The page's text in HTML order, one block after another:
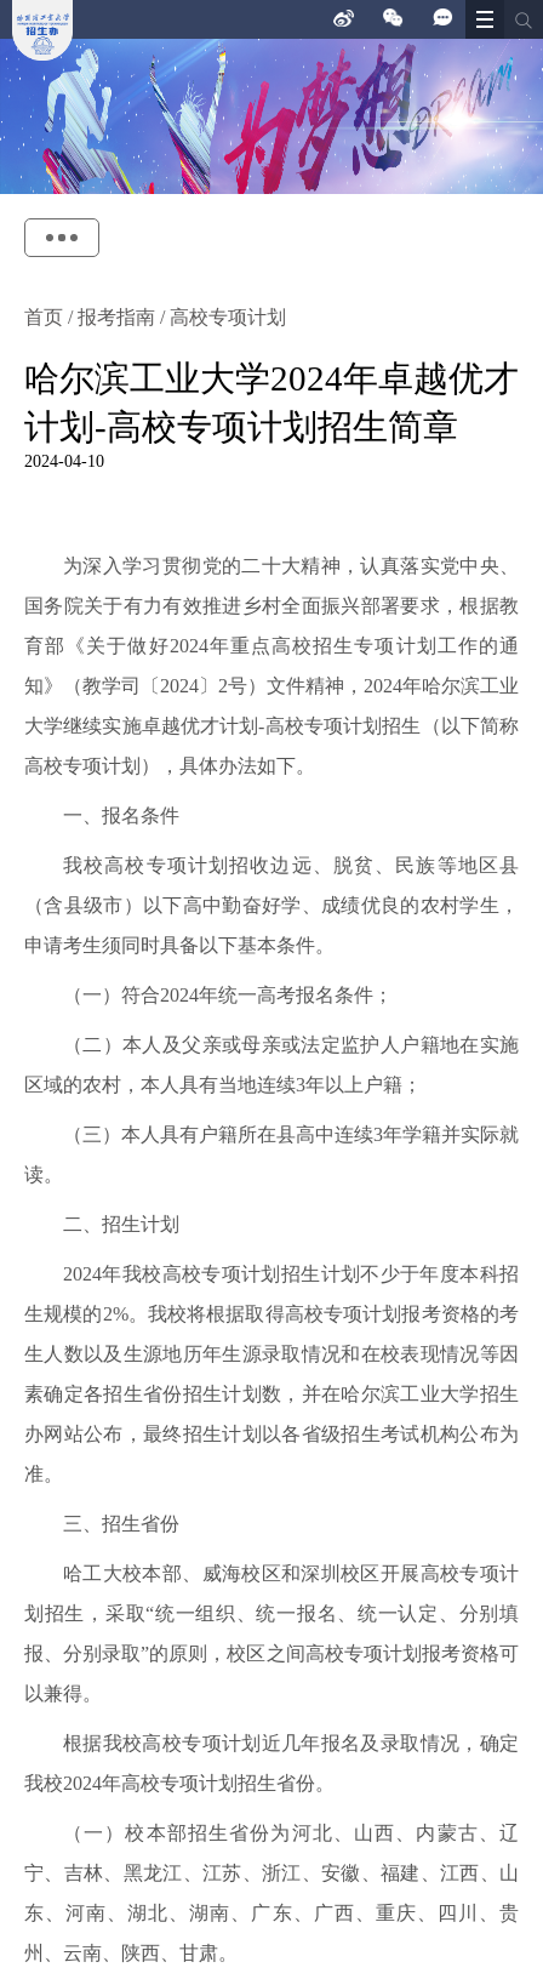
首页 /报考指南 /高校专项计划
哈尔滨工业大学2024年卓越优才
计划-高校专项计划招生简章
2024-04-10
为深入学习贯彻党的二十大精神，认真落实党中央、
国务院关于有力有效推进乡村全面振兴部署要求，根据教
育部《关于做好2024年重点高校招生专项计划工作的通
知》（教学司〔2024〕2号）文件精神，2024年哈尔滨工业
大学继续实施卓越优才计划-高校专项计划招生（以下简称
高校专项计划），具体办法如下。
一、报名条件
我校高校专项计划招收边远、脱贫、民族等地区县
（含县级市）以下高中勤奋好学、成绩优良的农村学生，
申请考生须同时具备以下基本条件。
（一）符合2024年统一高考报名条件；
（二）本人及父亲或母亲或法定监护人户籍地在实施
区域的农村，本人具有当地连续3年以上户籍；
（三）本人具有户籍所在县高中连续3年学籍并实际就
读。
二、招生计划
2024年我校高校专项计划招生计划不少于年度本科招
生规模的2%。我校将根据取得高校专项计划报考资格的考
生人数以及生源地历年生源录取情况和在校表现情况等因
素确定各招生省份招生计划数，并在哈尔滨工业大学招生
办网站公布，最终招生计划以各省级招生考试机构公布为
准。
三、招生省份
哈工大校本部、威海校区和深圳校区开展高校专项计
划招生，采取“统一组织、统一报名、统一认定、分别填
报、分别录取”的原则，校区之间高校专项计划报考资格可
以兼得。
根据我校高校专项计划近几年报名及录取情况，确定
我校2024年高校专项计划招生省份。
（一）校本部招生省份为河北、山西、内蒙古、辽
宁、吉林、黑龙江、江苏、浙江、安徽、福建、江西、山
东、河南、湖北、湖南、广东、广西、重庆、四川、贵
州、云南、陕西、甘肃。